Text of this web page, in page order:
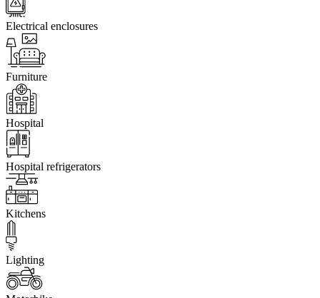
Electrical enclosures
Furniture
Hospital
Hospital refrigerators
Kitchens
Lighting